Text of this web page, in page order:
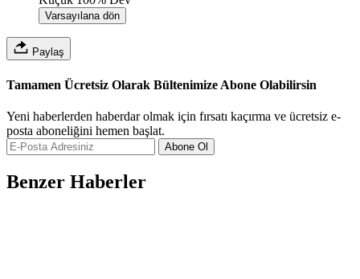
Varsayılana dön
Paylaş
Tamamen Ücretsiz Olarak Bültenimize Abone Olabilirsin
Yeni haberlerden haberdar olmak için fırsatı kaçırma ve ücretsiz e-
posta aboneliğini hemen başlat.
Abone Ol
Benzer Haberler